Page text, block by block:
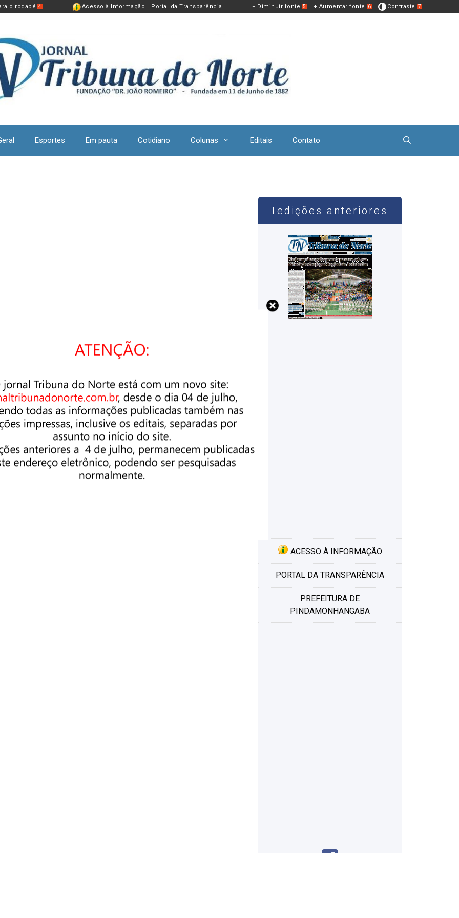
o rodapé 4 Acesso à Informação Portal da Transparência − Diminuir fonte 5 + Aumentar fonte 6 Contraste 7
Esportes Em pauta Cotidiano Colunas Editais Contato
edições anteriores
ACESSO À INFORMAÇÃO
PORTAL DA TRANSPARÊNCIA
PREFEITURA DE
PINDAMONHANGABA